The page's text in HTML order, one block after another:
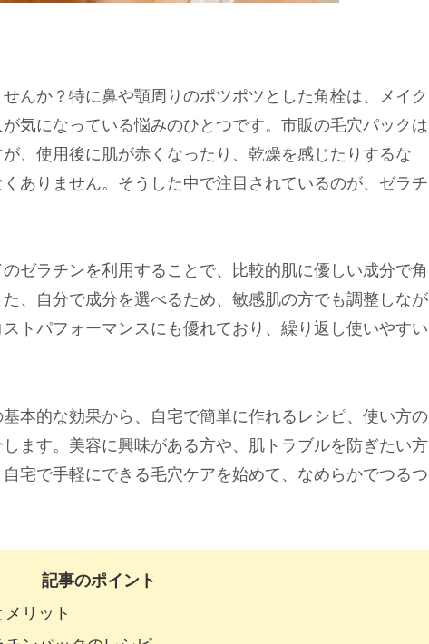
んか？特に鼻や顎周りのポツポツとした角栓は、メイク
気になっている悩みのひとつです。市販の毛穴パックは
、使用後に肌が赤くなったり、乾燥を感じたりするな
ありません。そうした中で注目されているのが、ゼラチ
ゼラチンを利用することで、比較的肌に優しい成分で角
、自分で成分を選べるため、敏感肌の方でも調整しなが
トパフォーマンスにも優れており、繰り返し使いやすい
本的な効果から、自宅で簡単に作れるレシピ、使い方の
ます。美容に興味がある方や、肌トラブルを防ぎたい方
宅で手軽にできる毛穴ケアを始めて、なめらかでつるつ
記事のポイント
リット